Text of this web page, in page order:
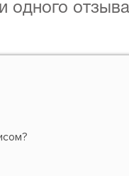
одного отзыва